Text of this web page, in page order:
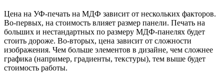
Цена на УФ-печать на МДФ зависит от нескольких факторов.
Во-первых, на стоимость влияет размер панели. Печать на
больших и нестандартных по размеру МДФ-панелях будет
стоить дороже. Во-вторых, цена зависит от сложности
изображения. Чем больше элементов в дизайне, чем сложнее
графика (например, градиенты, текстуры), тем выше будет
стоимость работы.